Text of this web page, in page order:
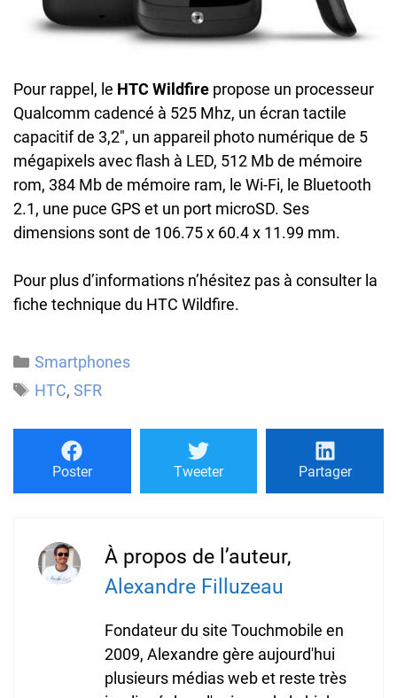
Pour rappel, le HTC Wildfire propose un processeur
Qualcomm cadencé à 525 Mhz, un écran tactile
capacitif de 3,2″, un appareil photo numérique de 5
mégapixels avec flash à LED, 512 Mb de mémoire
rom, 384 Mb de mémoire ram, le Wi-Fi, le Bluetooth
2.1, une puce GPS et un port microSD. Ses
dimensions sont de 106.75 x 60.4 x 11.99 mm.
Pour plus d’informations n’hésitez pas à consulter la
fiche technique du HTC Wildfire.
Catégories
Smartphones
Étiquettes
HTC, SFR
Poster Tweeter Partager
À propos de l’auteur,
Alexandre Filluzeau
Fondateur du site Touchmobile en
2009, Alexandre gère aujourd'hui
plusieurs médias web et reste très